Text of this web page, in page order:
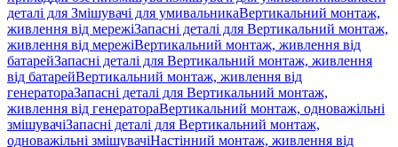
деталі для Змішувачі для умивальникаВертикальний монтаж,
живлення від мережіЗапасні деталі для Вертикальний монтаж,
живлення від мережіВертикальний монтаж, живлення від
батарейЗапасні деталі для Вертикальний монтаж, живлення
від батарейВертикальний монтаж, живлення від
генератораЗапасні деталі для Вертикальний монтаж,
живлення від генератораВертикальний монтаж, одноважільні
змішувачіЗапасні деталі для Вертикальний монтаж,
одноважільні змішувачіНастінний монтаж, живлення від